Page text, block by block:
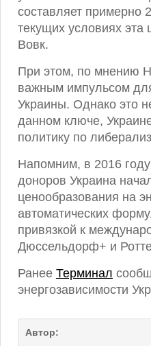
составляет примерно
текущих условиях
Вовк.
При этом, по мнению
важным импульсом
Украины. Однако это
данном ключе,
политику по
Напомним, в 2016
доноров Украина
ценообразования на
автоматических
привязкой к
Дюссельдорф+ и
Ранее Терминал
энергозависимости
Автор: